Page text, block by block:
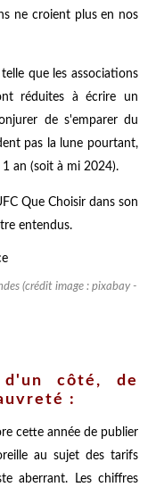
ne croient plus en nos
que les associations
réduites à écrire un
de s'emparer du
pas la lune pourtant,
an (soit à mi 2024).
Que Choisir dans son
entendus.
(crédit image : pixabay -
d'un côté, de
:
cette année de publier
au sujet des tarifs
aberrant. Les chiffres